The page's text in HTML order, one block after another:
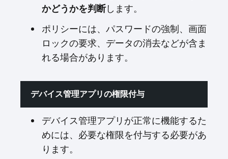
かどうかを判断します。
ポリシーには、パスワードの強制、画面
ロックの要求、データの消去などが含ま
れる場合があります。
デバイス管理アプリの権限付与
デバイス管理アプリが正常に機能するた
めには、必要な権限を付与する必要があ
ります。